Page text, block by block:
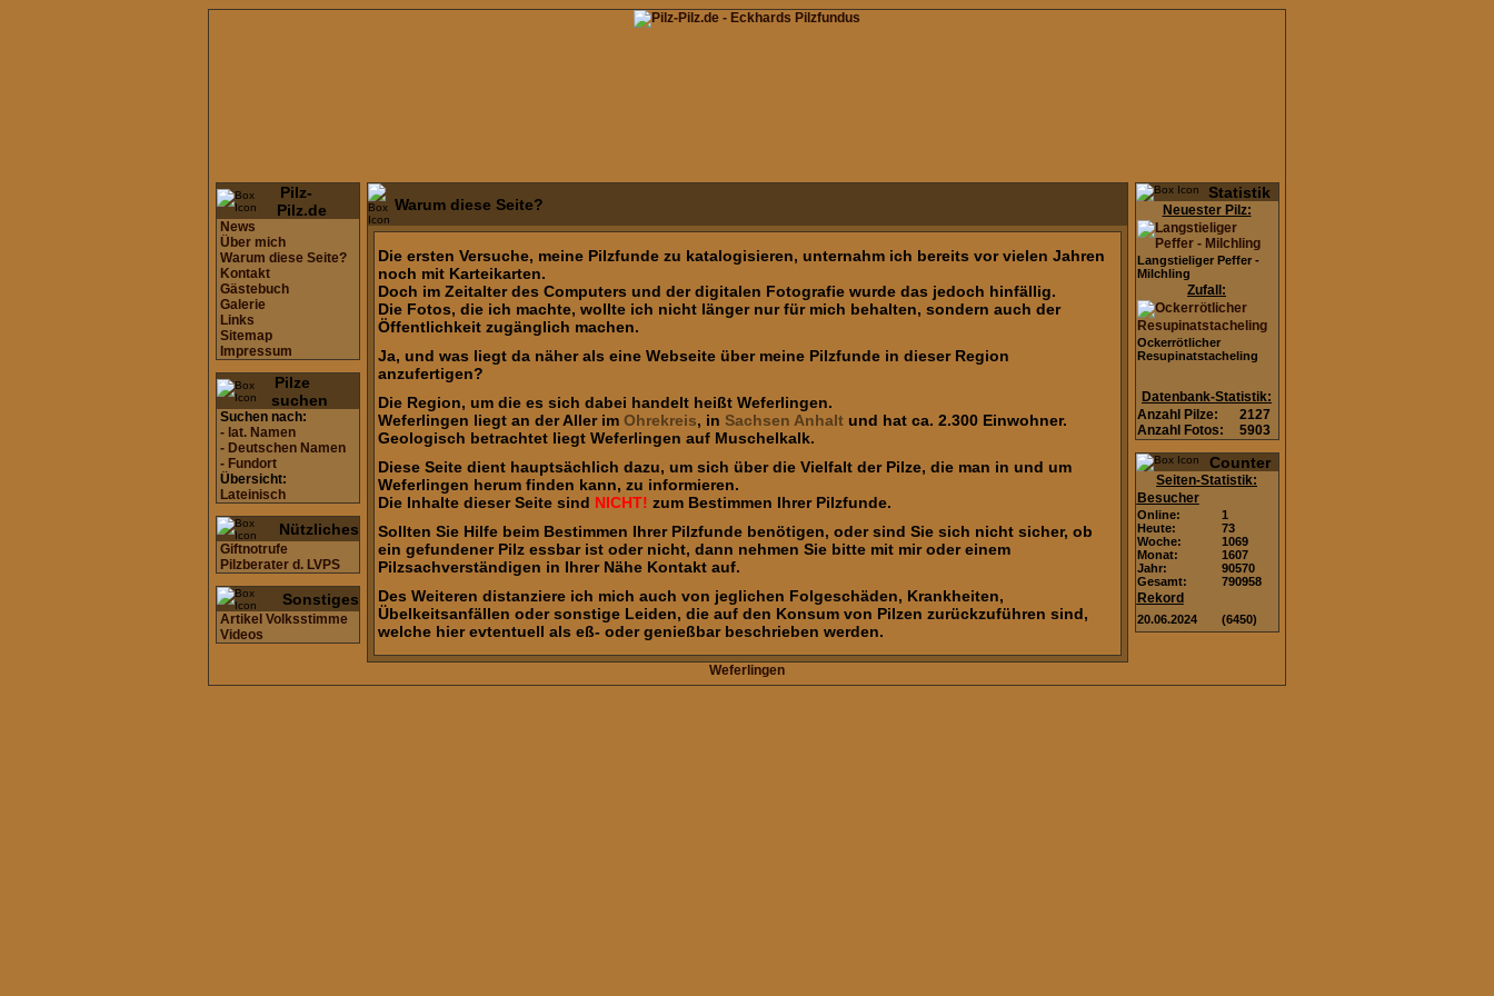
Pilz-
Pilz.de
News
Über mich
Warum diese Seite?
Kontakt
Gästebuch
Galerie
Links
Sitemap
Impressum
Pilze
suchen
Suchen nach:
- lat. Namen
- Deutschen Namen
- Fundort
Übersicht:
Lateinisch
Nützliches
Giftnotrufe
Pilzberater d. LVPS
Sonstiges
Artikel Volksstimme
Videos
Warum diese Seite?
Die ersten Versuche, meine Pilzfunde zu katalogisieren, unternahm ich bereits vor vielen Jahren
noch mit Karteikarten.
Doch im Zeitalter des Computers und der digitalen Fotografie wurde das jedoch hinfällig.
Die Fotos, die ich machte, wollte ich nicht länger nur für mich behalten, sondern auch der
Öffentlichkeit zugänglich machen.
Ja, und was liegt da näher als eine Webseite über meine Pilzfunde in dieser Region
anzufertigen?
Die Region, um die es sich dabei handelt heißt Weferlingen.
Weferlingen liegt an der Aller im Ohrekreis, in Sachsen Anhalt und hat ca. 2.300 Einwohner.
Geologisch betrachtet liegt Weferlingen auf Muschelkalk.
Diese Seite dient hauptsächlich dazu, um sich über die Vielfalt der Pilze, die man in und um
Weferlingen herum finden kann, zu informieren.
Die Inhalte dieser Seite sind NICHT! zum Bestimmen Ihrer Pilzfunde.
Sollten Sie Hilfe beim Bestimmen Ihrer Pilzfunde benötigen, oder sind Sie sich nicht sicher, ob
ein gefundener Pilz essbar ist oder nicht, dann nehmen Sie bitte mit mir oder einem
Pilzsachverständigen in Ihrer Nähe Kontakt auf.
Des Weiteren distanziere ich mich auch von jeglichen Folgeschäden, Krankheiten,
Übelkeitsanfällen oder sonstige Leiden, die auf den Konsum von Pilzen zurückzuführen sind,
welche hier evtentuell als eß- oder genießbar beschrieben werden.
Statistik
Neuester Pilz:
Langstieliger Peffer -
Milchling
Zufall:
Ockerrötlicher
Resupinatstacheling
Datenbank-Statistik:
Anzahl Pilze:
Anzahl Fotos:
2127
5903
Counter
Seiten-Statistik:
Besucher
Online:
Heute:
Woche:
Monat:
Jahr:
Gesamt:
1
73
1069
1607
90570
790958
Rekord
20.06.2024 (6450)
Weferlingen